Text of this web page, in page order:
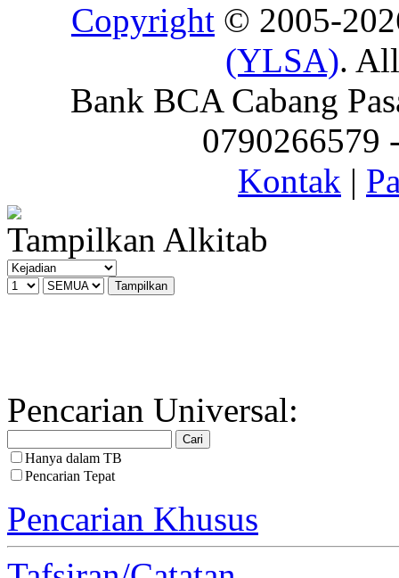
Copyright © 2005-
(YLSA).
Bank BCA Cabang
0790266579
Kontak |
Tampilkan Alkitab
Pencarian Universal:
Hanya dalam TB
Pencarian Tepat
Pencarian Khusus